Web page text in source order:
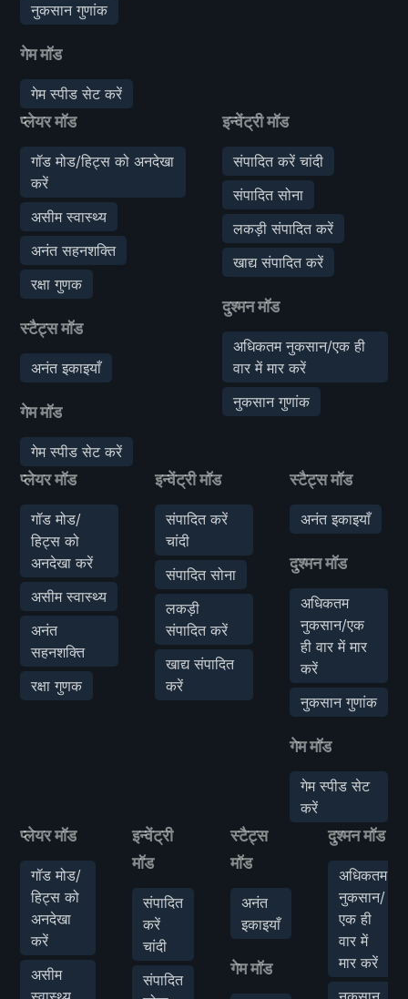
नुकसान गुणांक
गेम मॉड
गेम स्पीड सेट करें
प्लेयर मॉड
गॉड मोड/हिट्स को अनदेखा
करें
असीम स्वास्थ्य
अनंत सहनशक्ति
रक्षा गुणक
स्टैट्स मॉड
अनंत इकाइयाँ
गेम मॉड
गेम स्पीड सेट करें
इन्वेंट्री मॉड
संपादित करें चांदी
संपादित सोना
लकड़ी संपादित करें
खाद्य संपादित करें
दुश्मन मॉड
अधिकतम नुकसान/एक ही
वार में मार करें
नुकसान गुणांक
प्लेयर मॉड
गॉड मोड/
हिट्स को
अनदेखा करें
असीम स्वास्थ्य
अनंत
सहनशक्ति
रक्षा गुणक
इन्वेंट्री मॉड
संपादित करें
चांदी
संपादित सोना
लकड़ी
संपादित करें
खाद्य संपादित
करें
स्टैट्स मॉड
अनंत इकाइयाँ
दुश्मन मॉड
अधिकतम
नुकसान/एक
ही वार में मार
करें
नुकसान गुणांक
गेम मॉड
गेम स्पीड सेट
करें
प्लेयर मॉड
गॉड मोड/
हिट्स को
अनदेखा
करें
असीम
इन्वेंट्री
मॉड
संपादित
करें
चांदी
संपादित
स्टैट्स
मॉड
अनंत
इकाइयाँ
गेम मॉड
दुश्मन मॉड
अधिकतम
नुकसान/
एक ही
वार में
मार करें